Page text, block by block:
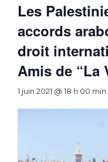
Les
accords
droit
Amis de “La
1 juin 2021 @ 18 h 00 min